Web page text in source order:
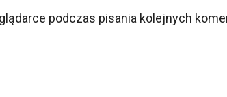
podczas pisania kolejnych